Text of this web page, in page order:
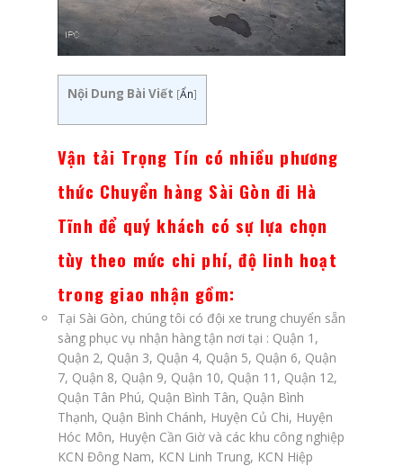
Nội Dung Bài Viết [Ẩn]
Vận tải Trọng Tín có nhiều phương
thức Chuyển hàng Sài Gòn đi Hà
Tĩnh để quý khách có sự lựa chọn
tùy theo mức chi phí, độ linh hoạt
trong giao nhận gồm:
Tại Sài Gòn, chúng tôi có đội xe trung chuyển sẵn
sàng phục vụ nhận hàng tận nơi tại : Quận 1,
Quận 2, Quận 3, Quận 4, Quận 5, Quận 6, Quận
7, Quận 8, Quận 9, Quận 10, Quận 11, Quận 12,
Quận Tân Phú, Quận Bình Tân, Quận Bình
Thạnh, Quận Bình Chánh, Huyện Củ Chi, Huyện
Hóc Môn, Huyện Cần Giờ và các khu công nghiệp
KCN Đông Nam, KCN Linh Trung, KCN Hiệp